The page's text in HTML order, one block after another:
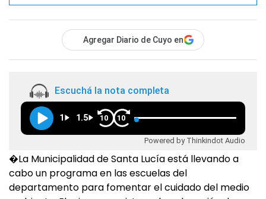
Agregar Diario de Cuyo en
Escuchá la nota completa
1 1.5 10 10
Powered by Thinkindot Audio
�La Municipalidad de Santa Lucía está llevando a
cabo un programa en las escuelas del
departamento para fomentar el cuidado del medio